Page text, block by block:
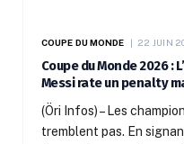
COUPE DU MONDE 22 JUIN
Coupe du Monde 2026 :
Messi rate un penalty
(Öri Infos) – Les
tremblent pas. En